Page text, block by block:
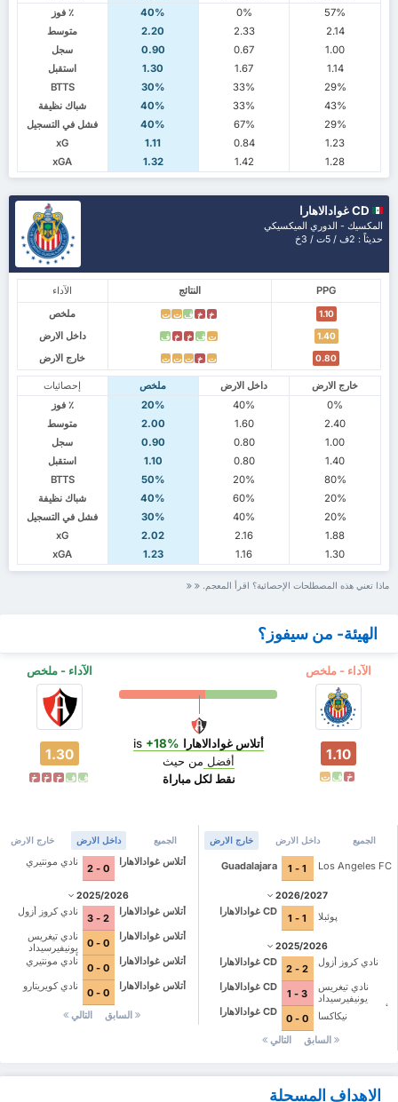
٪ فوز
40% 0%
57%
متوسط
2.20 2.33
2.14
سجل
0.90 0.67
1.00
استقبل
1.30 1.67
1.14
BTTS
30% 33%
29%
شباك نظيفة
40% 33%
43%
فشل في التسجيل
40% 67%
29%
xG
1.11 0.84
1.23
xGA
1.32 1.42 1.28
CD غوادالاهارا
المكسيك - الدوري الميكسيكي
حديثاً : 2ف / 5ت / 3خ
الآداء النتائج
PPG
ملخص
خ خ ف ت ت 1.10
داخل الارض ت ف خ خ ف 1.40
خارج الارض ت خ ت ت ت 0.80
إحصائيات ملخص داخل الارض
خارج الارض
٪ فوز
20% 40%
0%
متوسط
2.00 1.60
2.40
سجل
0.90 0.80
1.00
استقبل
1.10 0.80
1.40
BTTS
50% 20%
80%
شباك نظيفة
40% 60%
20%
فشل في التسجيل
30% 40%
20%
xG
2.02 2.16
1.88
xGA
1.23 1.16 1.30
ماذا تعني هذه المصطلحات الإحصائية؟ اقرأ المعجم.
الهيئة- من سيفوز؟
الآداء - ملخص الآداء - ملخص
1.30
ف ف خ خ خ
أتلاس غوادالاهارا +18%
أفضل من حيث
نقط لكل مباراة
1.10
خ ف ت
الجميع داخل الارض خارج الارض
نادي مونتيري
0 - 2
أتلاس غوادالاهارا
2025/2026
نادي كروز أزول
2 - 3
أتلاس غوادالاهارا
نادي تيغريس
يونيفيرسيداد
أوتونوما دي نويفو
ليون
0 - 0
أتلاس غوادالاهارا
نادي مونتيري
0 - 0
أتلاس غوادالاهارا
نادي كويريتارو
0 - 0
أتلاس غوادالاهارا
السابق التالي
الجميع داخل الارض خارج الارض
Guadalajara 1 - 1 Los Angeles FC
2026/2027
CD غوادالاهارا
1 - 1 پوئبلا
2025/2026
CD غوادالاهارا
2 - 2
نادي كروز أزول
CD غوادالاهارا
3 - 1
نادي تيغريس
يونيفيرسيداد
أوتونوما دي نويفو
ليون
CD غوادالاهارا
0 - 0
نيكاكسا
السابق
التالي
الاهداف المسجلة